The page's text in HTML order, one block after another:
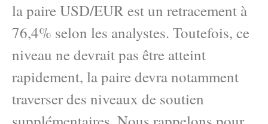
la paire USD/EUR est un retracement à
76,4% selon les analystes. Toutefois, ce
niveau ne devrait pas être atteint
rapidement, la paire devra notamment
traverser des niveaux de soutien